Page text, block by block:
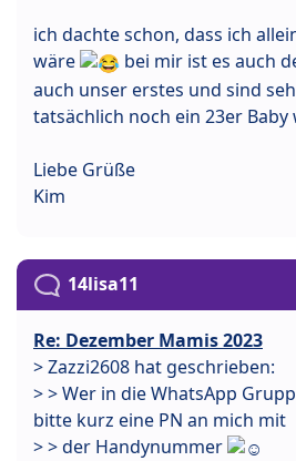
ich dachte schon, dass ich
wäre
bei mir ist es auch
auch unser erstes und sind
tatsächlich noch ein 23er Baby
Liebe Grüße
Kim
14lisa11
Re: Dezember Mamis 2023
> Zazzi2608 hat geschrieben:
> > Wer in die WhatsApp
bitte kurz eine PN an mich mit
> > der Handynummer